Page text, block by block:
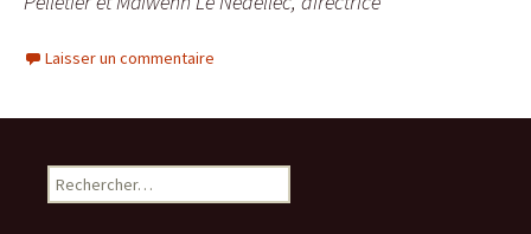
Laisser un commentaire
Rechercher :